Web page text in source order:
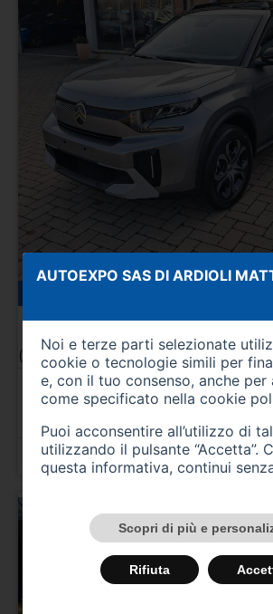
CITROEN C3 Aircross 2ª s.
C3 Aircross Hybrid 136 CV e-DCS6 You
(2024/06->2025/03)
421,00€ al mese per 60 mesi
TAN 9,50 % TAEG 10.99 % Anticipo
Prezzo 25.000,00 €
AUTOEXPO SAS DI ARDIOLI
Noi e terze parti selezionate
cookie o tecnologie simili per
e, con il tuo consenso, anche per
come specificato nella cookie
Puoi acconsentire all’utilizzo di
utilizzando il pulsante “Accetta”.
questa informativa, continui
Scopri di più e
Rifiuta